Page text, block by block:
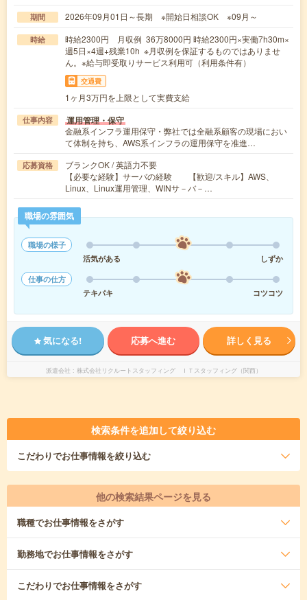
期間 2026年09月01日～長期 ※開始日相談OK ※09月～
時給
時給2300円 月収例 36万8000円 時給2300円×実働7h30m×
週5日×4週+残業10h ※月収例を保証するものではありませ
ん。※給与即受取りサービス利用可（利用条件有）
交通費
1ヶ月3万円を上限として実費支給
仕事内容 運用管理・保守
金融系インフラ運用保守・弊社では全融系顧客の現場におい
て体制を持ち、AWS系インフラの運用保守を准進…
応募資格
ブランクOK / 英語力不要
【必要な経験】サーバの経験 【歓迎/スキル】AWS、
Linux、Linux運用管理、WINサ－バ－…
職場の雰囲気
職場の様子
活気がある
しずか
仕事の仕方
テキパキ
コツコツ
気になる! 応募へ進む 詳しく見る
派遣会社 株式会社リクルートスタッフィング ＩＴスタッフィング（関西）
検索条件を追加して絞り込む
こだわりでお仕事情報を絞り込む
他の検索結果ページを見る
職種でお仕事情報をさがす
勤務地でお仕事情報をさがす
こだわりでお仕事情報をさがす